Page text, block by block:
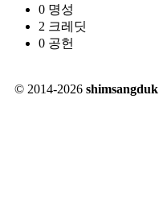
0 명성
2 크레딧
0 공헌
© 2014-2026 shimsangduk